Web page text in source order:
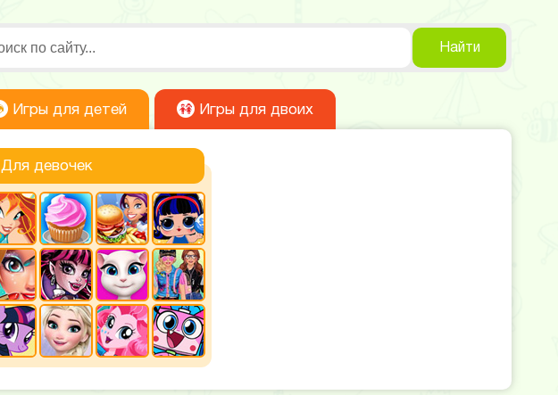
Найти
Игры для детей Игры для двоих
Для девочек